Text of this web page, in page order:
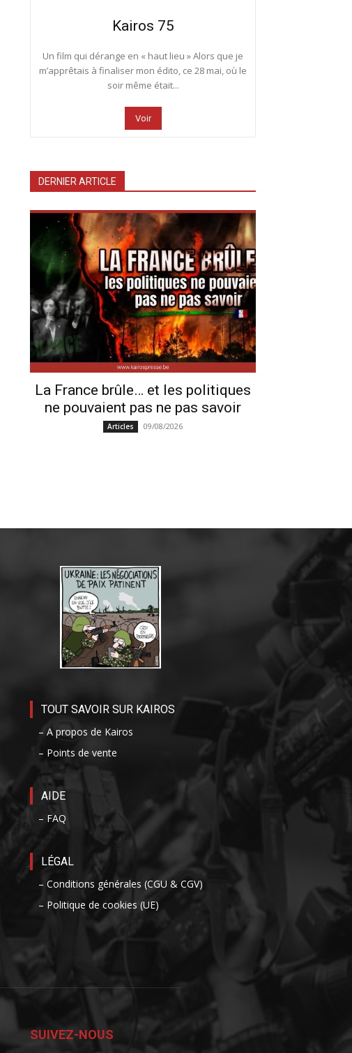
Kairos 75
Un film qui dérange en « haut lieu » Alors que je
m’apprêtais à finaliser mon édito, ce 28 mai, où le
soir même était...
Voir
DERNIER ARTICLE
La France brûle… et les politiques
ne pouvaient pas ne pas savoir
Articles 09/08/2026
TOUT SAVOIR SUR KAIROS
– A propos de Kairos
– Points de vente
AIDE
– FAQ
LÉGAL
– Conditions générales (CGU & CGV)
– Politique de cookies (UE)
SUIVEZ-NOUS